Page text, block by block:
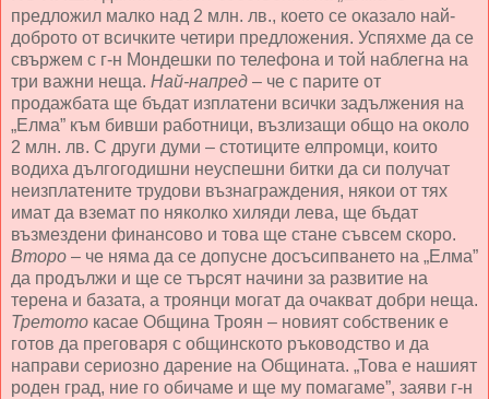
предложил малко над 2 млн. лв., което се оказало най-
доброто от всичките четири предложения. Успяхме да се
свържем с г-н Мондешки по телефона и той наблегна на
три важни неща. Най-напред – че с парите от
продажбата ще бъдат изплатени всички задължения на
„Елма” към бивши работници, възлизащи общо на около
2 млн. лв. С други думи – стотиците елпромци, които
водиха дългогодишни неуспешни битки да си получат
неизплатените трудови възнаграждения, някои от тях
имат да вземат по няколко хиляди лева, ще бъдат
възмездени финансово и това ще стане съвсем скоро.
Второ – че няма да се допусне досъсипването на „Елма”
да продължи и ще се търсят начини за развитие на
терена и базата, а троянци могат да очакват добри неща.
Третото касае Община Троян – новият собственик е
готов да преговаря с общинското ръководство и да
направи сериозно дарение на Общината. „Това е нашият
роден град, ние го обичаме и ще му помагаме”, заяви г-н